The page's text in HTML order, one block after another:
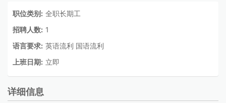
职位类别: 全职长期工
招聘人数: 1
语言要求: 英语流利 国语流利
上班日期: 立即
详细信息